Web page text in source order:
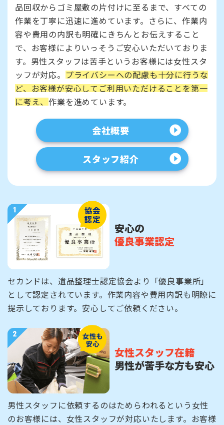
品回収からゴミ屋敷の片付けに至るまで、すべての
作業を丁寧に迅速に進めています。さらに、作業内
容や費用の内訳も明確にきちんとお伝えすること
で、お客様によりいっそうご安心いただいておりま
す。男性スタッフは苦手というお客様には女性スタ
ッフが対応。 プライバシーへの配慮も十分に行うな
ど、お客様が安心してご利用いただけることを第一
に考え、作業を進めています。
会社概要
スタッフ紹介
安心の
優良事業認定
セカンドは、遺品整理士認定協会より「優良事業所」
として認定されています。作業内容や費用内訳も明瞭に
提示しております。安心してご依頼ください。
女性スタッフ在籍
男性が苦手な方も安心
男性スタッフに依頼するのはためらわれるという女性
のお客様には、女性スタッフが対応いたします。お客様